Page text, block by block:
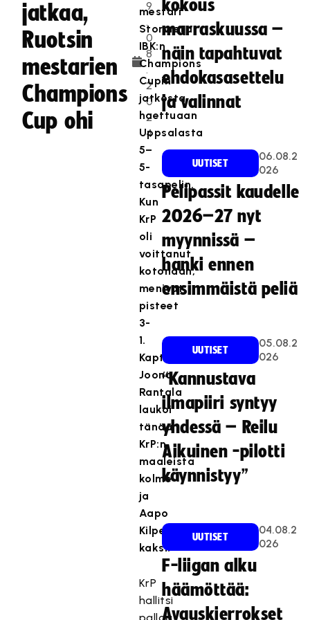
jatkaa,
Ruotsin
mestarien
Champions
Cup ohi
9
.
0
8
.
2
0
2
4
mestari
Storvreta
IBK:n
Champions
Cupin
jatkosta
haettuaan
Uppsalasta
5–
5-
tasapelin.
Kun
KrP
oli
voittanut
kotonaan,
menivät
pisteet
3-
1.
Kapteeni
Joona
Rantala
laukoi
tänään
KrP:n
maaleista
kolme
ja
Aapo
Kilpeläinen
kaksi.
KrP
hallitsi
kokous
marraskuussa –
näin tapahtuvat
ehdokasasettelu
ja valinnat
UUTISET
06.08.2
026
Pelipassit kaudelle
2026–27 nyt
myynnissä –
hanki ennen
ensimmäistä peliä
UUTISET
05.08.2
026
“Kannustava
ilmapiiri syntyy
yhdessä – Reilu
Aikuinen -pilotti
käynnistyy”
UUTISET
04.08.2
026
F-liigan alku
häämöttää:
Avauskierrokset